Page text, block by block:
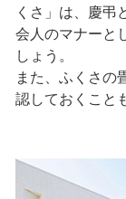
くさ」は、慶弔
会人のマナーと
しょう。
また、ふくさの
認しておくこと